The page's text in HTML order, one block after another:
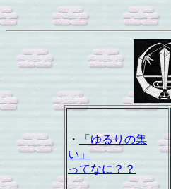
・
「ゆるりの集
い」
ってなに？？